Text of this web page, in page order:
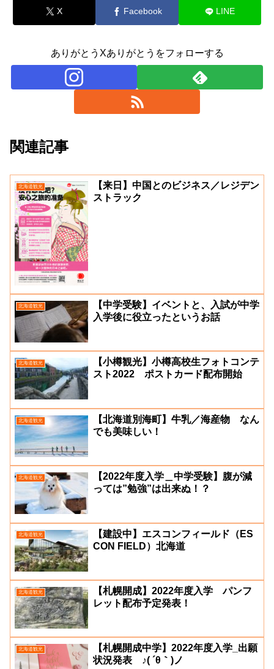
X Facebook LINE
ありがとうXありがとうをフォローする
関連記事
北海道観光
【来日】中国とのビジネス／レジデン
ストラック
北海道観光
【中学受験】イベントと、入試が中学
入学後に役立ったというお話
北海道観光
【小樽観光】小樽高校生フォトコンテ
スト2022 ポストカード配布開始
北海道観光
【北海道別海町】牛乳／海産物 なん
でも美味しい！
北海道観光
【2022年度入学＿中学受験】腹が減
っては”勉強”は出来ぬ！？
北海道観光
【建設中】エスコンフィールド（ES
CON FIELD）北海道
北海道観光
【札幌開成】2022年度入学 パンフ
レット配布予定発表！
北海道観光
【札幌開成中学】2022年度入学_出願
状況発表 ♪( ´θ｀)ノ